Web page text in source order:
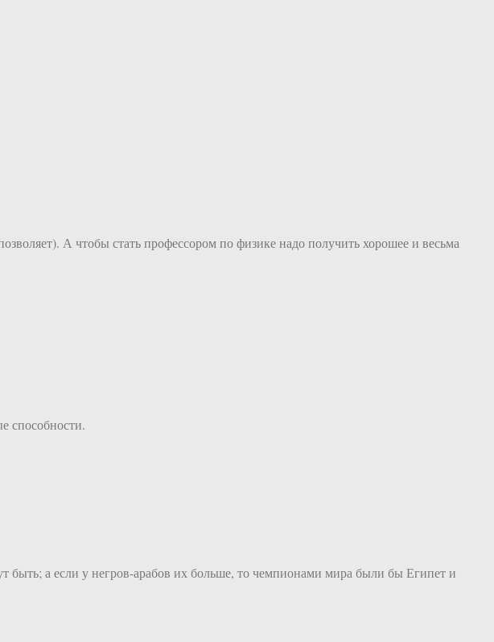
А чтобы стать профессором по физике надо получить хорошее и весьма
способности.
быть; а если у негров-арабов их больше, то чемпионами мира были бы Египет и